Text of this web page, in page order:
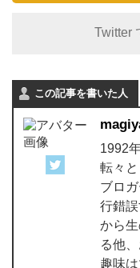
Twitter
この記事を書いた人
1992
転々
ブロ
行錯
から
る他
趣味